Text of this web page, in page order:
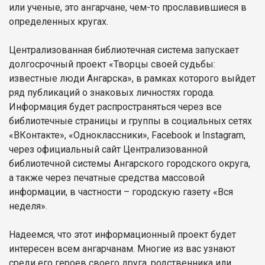
или ученые, это ангарчане, чем-то прославившиеся в
определенных кругах.
Централизованная библиотечная система запускает
долгосрочный проект «Творцы своей судьбы:
известные люди Ангарска», в рамках которого выйдет
ряд публикаций о знаковых личностях города.
Информация будет распространяться через все
библиотечные страницы и группы в социальных сетях
«ВКонтакте», «Одноклассники», Facebook и Instagram,
через официальный сайт Централизованной
библиотечной системы Ангарского городского округа,
а также через печатные средства массовой
информации, в частности – городскую газету «Вся
неделя».
Надеемся, что этот информационный проект будет
интересен всем ангарчанам. Многие из вас узнают